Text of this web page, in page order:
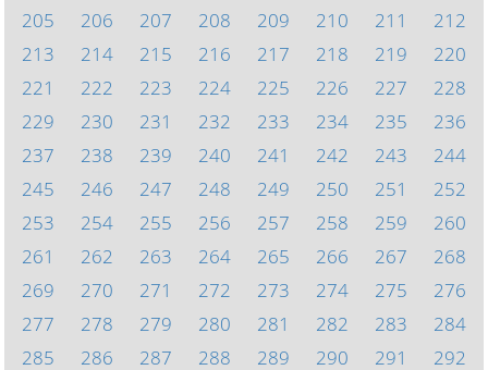
205
206 207 208 209 210 211
212
213
214 215 216 217 218 219
220
221
222 223 224 225 226 227
228
229
230 231 232 233 234 235
236
237
238 239 240 241 242 243
244
245
246 247 248 249 250 251
252
253
254 255 256 257 258 259
260
261
262 263 264 265 266 267
268
269
270 271 272 273 274 275
276
277
278 279 280 281 282 283
284
285
286 287 288 289 290 291
292